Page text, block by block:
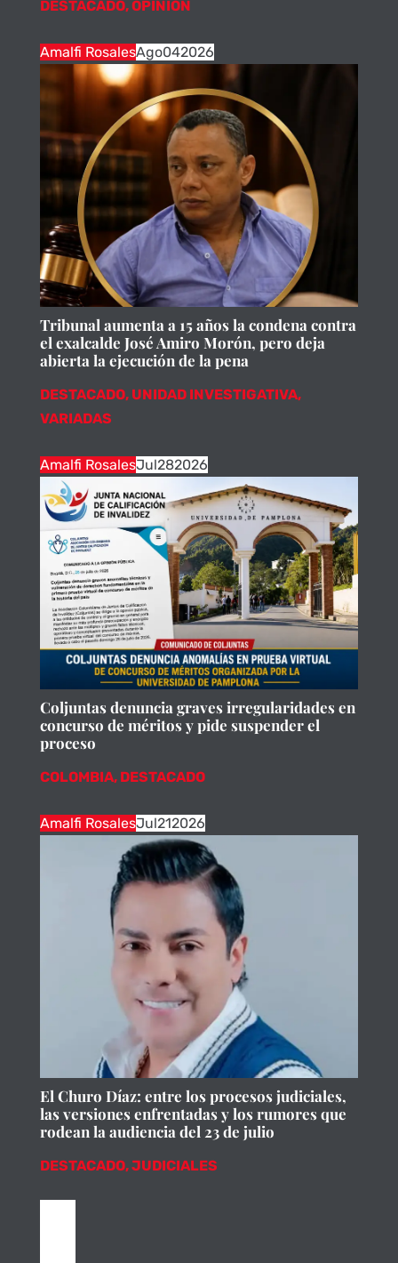
DESTACADO,OPINIÓN
Amalfi RosalesAgo042026
Tribunal aumenta a 15 años la condena contra
el exalcalde José Amiro Morón, pero deja
abierta la ejecución de la pena
DESTACADO, UNIDAD INVESTIGATIVA,
VARIADAS
Amalfi RosalesJul282026
Coljuntas denuncia graves irregularidades en
concurso de méritos y pide suspender el
proceso
COLOMBIA, DESTACADO
Amalfi RosalesJul212026
El Churo Díaz: entre los procesos judiciales,
las versiones enfrentadas y los rumores que
rodean la audiencia del 23 de julio
DESTACADO,JUDICIALES